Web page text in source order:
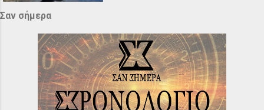
Σαν σήμερα